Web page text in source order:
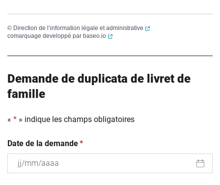
© Direction de l’information légale et administrative
(ouverture dans un
comarquage developpé par baseo.io (ouverture dans un nouvel onglet)
Demande de duplicata de livret de
famille
« * » indique les champs obligatoires
Date de la demande(obligatoire)
*